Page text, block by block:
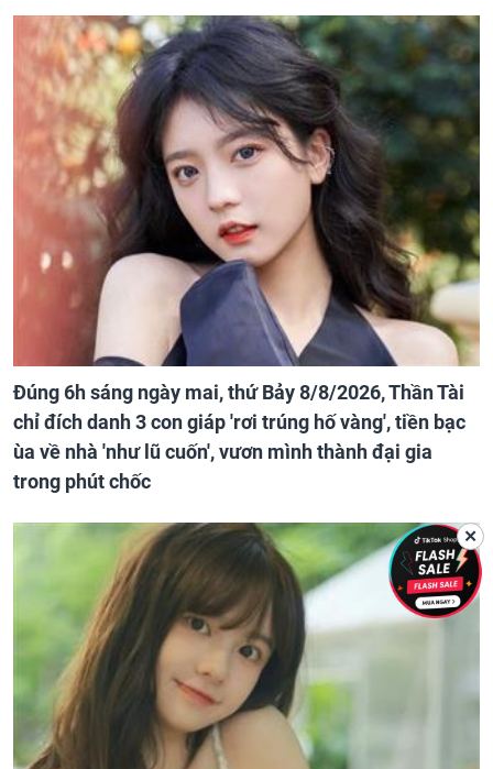
Đúng 6h sáng ngày mai, thứ Bảy 8/8/2026, Thần Tài
chỉ đích danh 3 con giáp 'rơi trúng hố vàng', tiền bạc
ùa về nhà 'như lũ cuốn', vươn mình thành đại gia
trong phút chốc
✕